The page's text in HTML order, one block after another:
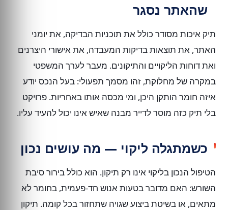
שהאתר נסגר
תיק איכות מסודר כולל את תוכניות הבדיקה, את יומני
האתר, את תוצאות בדיקות המעבדה, את אישורי היצרנים
ואת דוחות הליקויים והתיקונים. מעבר לערך המשפטי
במקרה של מחלוקת, זהו מסמך תפעולי: בעל הנכס יודע
איזה חומר הותקן היכן, ומי מכסה אותו באחריות. פרויקט
בלי תיק כזה מוסר לדייר מבנה שאיש אינו יכול להעיד עליו.
כשמתגלה ליקוי — מה עושים נכון
הטיפול הנכון בליקוי אינו רק תיקון. הוא כולל בירור סיבת
השורש: האם מדובר בטעות אנוש חד-פעמית, בחומר לא
מתאים, או בשיטת ביצוע שגויה שתחזור בכל קומה. תיקון